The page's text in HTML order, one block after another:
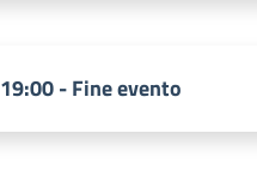
19:00 - Fine evento